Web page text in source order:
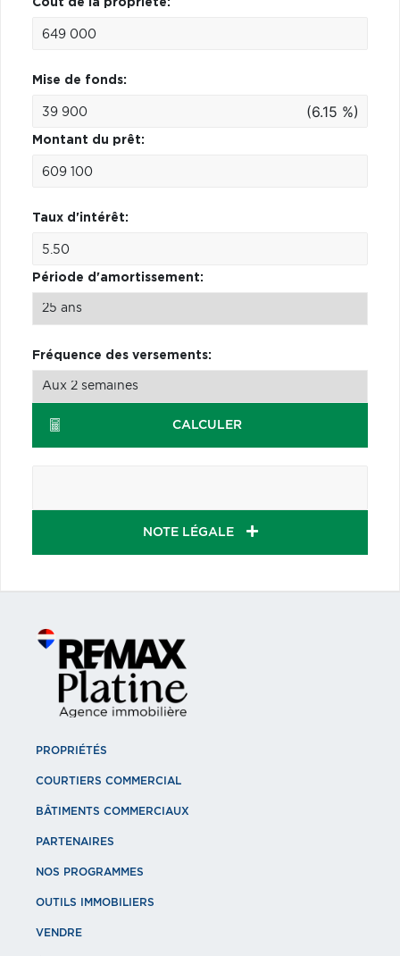
Coût de la propriété:
Mise de fonds:
(6.15 %)
Montant du prêt:
Taux d'intérêt:
Période d'amortissement:
Fréquence des versements:
CALCULER
NOTE LÉGALE
PROPRIÉTÉS
COURTIERS COMMERCIAL
BÂTIMENTS COMMERCIAUX
PARTENAIRES
NOS PROGRAMMES
OUTILS IMMOBILIERS
VENDRE